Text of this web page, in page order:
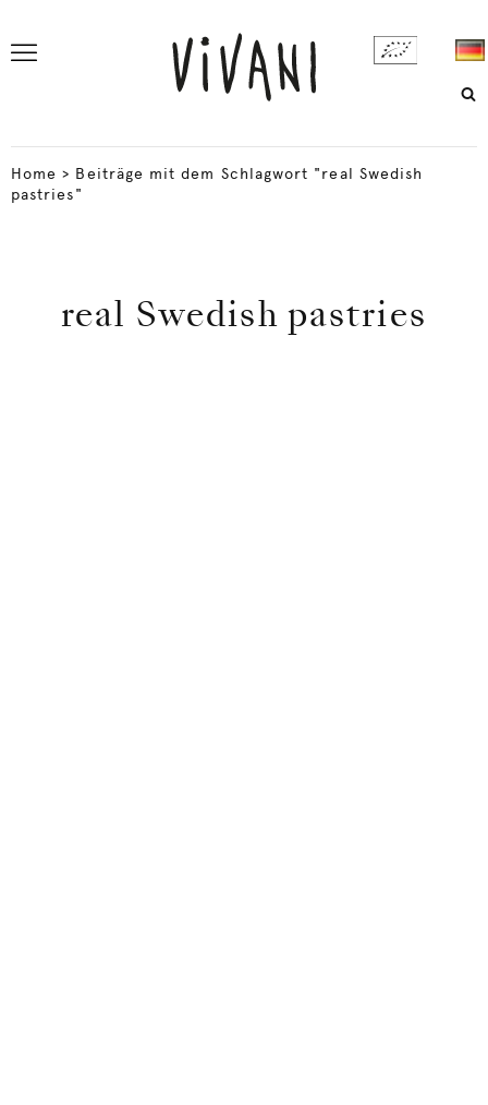
Home > Beiträge mit dem Schlagwort "real Swedish
pastries"
real Swedish pastries